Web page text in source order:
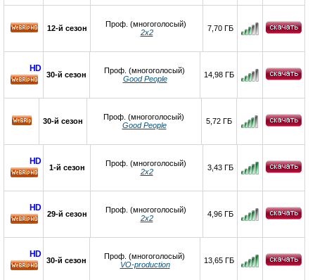
12-й сезон
Проф. (многоголосый)
2х2
7,70 ГБ
HD
30-й сезон
Проф. (многоголосый)
Good People
14,98 ГБ
30-й сезон
Проф. (многоголосый)
Good People
5,72 ГБ
HD
1-й сезон
Проф. (многоголосый)
2х2
3,43 ГБ
HD
29-й сезон
Проф. (многоголосый)
2х2
4,96 ГБ
HD
30-й сезон
Проф. (многоголосый)
VO-production
13,65 ГБ